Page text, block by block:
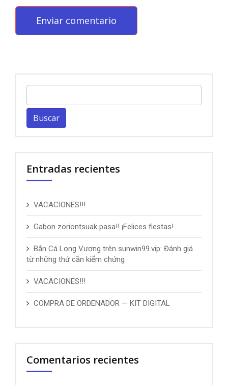
Entradas recientes
VACACIONES!!!
Gabon zoriontsuak pasa!! ¡Felices fiestas!
Bắn Cá Long Vương trên sunwin99.vip: Đánh giá
từ những thứ cần kiểm chứng
VACACIONES!!!
COMPRA DE ORDENADOR — KIT DIGITAL
Comentarios recientes